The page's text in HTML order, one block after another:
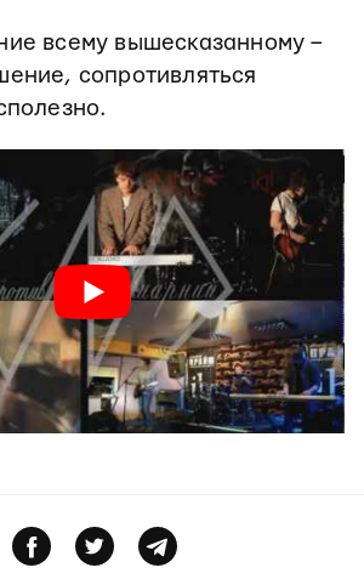
всему вышесказанному –
сопротивляться